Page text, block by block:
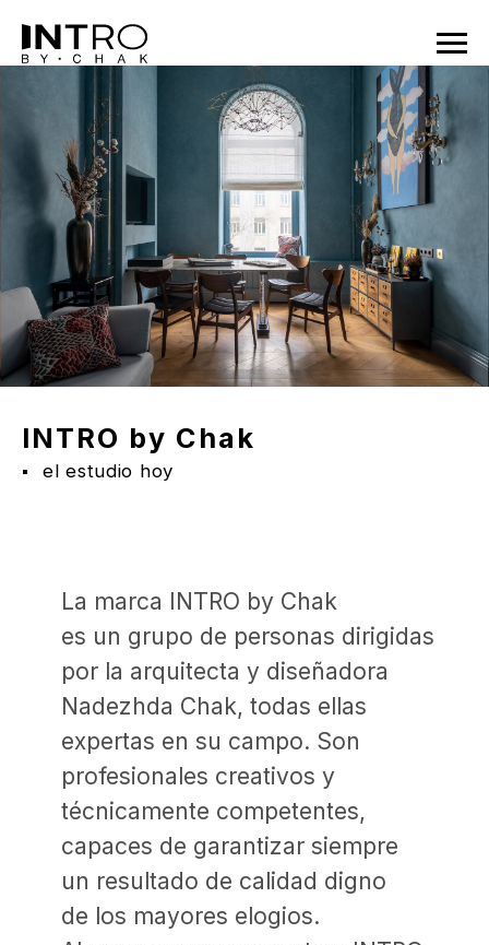
INTRO by Chak
el estudio hoy
La marca INTRO by Chak
es un grupo de personas dirigidas
por la arquitecta y diseñadora
capaces de garantizar siempre
un resultado de calidad digno
de los mayores elogios.
Al encargar un proyecto a INTRO
by Chak, puede estar seguro del
nivel y la calidad de los servicios
prestados.
Nadya Chak
fundadora y directora del estudio